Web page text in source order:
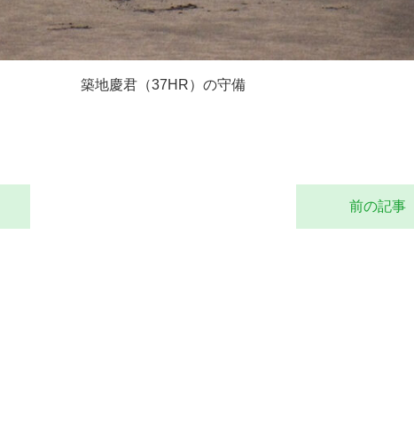
築地慶君（37HR）の守備
前の記事